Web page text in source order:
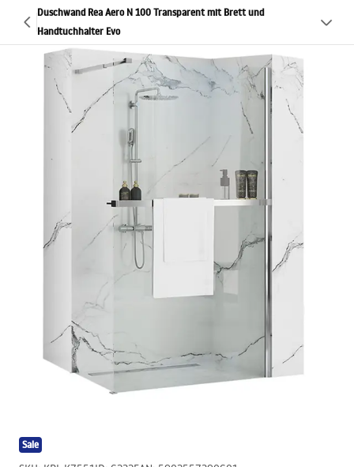
Duschwand Rea Aero N 100 Transparent mit Brett und
Handtuchhalter Evo
Sale